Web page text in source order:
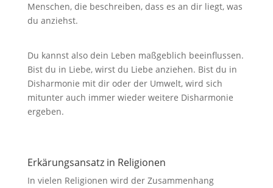
Menschen, die beschreiben, dass es an dir liegt, was
du anziehst.
Du kannst also dein Leben maßgeblich beeinflussen.
Bist du in Liebe, wirst du Liebe anziehen. Bist du in
Disharmonie mit dir oder der Umwelt, wird sich
mitunter auch immer wieder weitere Disharmonie
ergeben.
Erkärungsansatz in Religionen
In vielen Religionen wird der Zusammenhang